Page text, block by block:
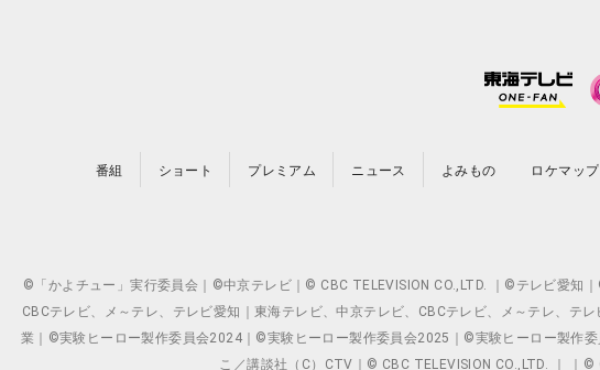
番組 ショート プレミアム ニュース よみもの ロケマップ
©「かよチュー」実行委員会｜©中京テレビ｜© CBC TELEVISION CO.,LTD. ｜©テレビ愛
CBCテレビ、メ～テレ、テレビ愛知｜東海テレビ、中京テレビ、CBCテレビ、メ～テレ、
業｜©実験ヒーロー製作委員会2024｜©実験ヒーロー製作委員会2025｜©実験ヒーロー製作
こ／講談社（C）CTV｜© CBC TELEVISION CO.,LTD. ｜